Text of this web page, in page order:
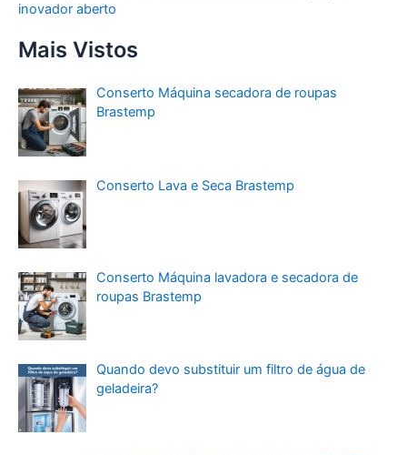
inovador aberto
Mais Vistos
Conserto Máquina secadora de roupas
Brastemp
Conserto Lava e Seca Brastemp
Conserto Máquina lavadora e secadora de
roupas Brastemp
Quando devo substituir um filtro de água de
geladeira?